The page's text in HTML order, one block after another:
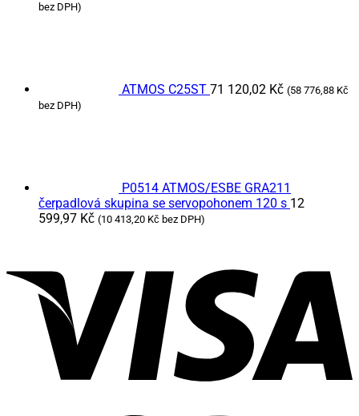
bez DPH)
ATMOS C25ST 71 120,02 Kč (58 776,88 Kč
bez DPH)
P0514 ATMOS/ESBE GRA211
čerpadlová skupina se servopohonem 120 s 12
599,97 Kč (10 413,20 Kč bez DPH)